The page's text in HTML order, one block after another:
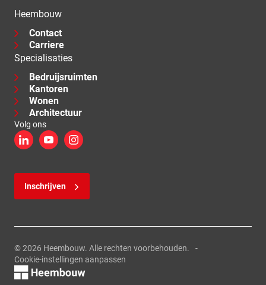
Heembouw
Contact
Carriere
Specialisaties
Bedruijsruimten
Kantoren
Wonen
Architectuur
Volg ons
LinkedInYouTubeInstagram
Inschrijven
© 2026 Heembouw. Alle rechten voorbehouden.
Cookie-instellingen aanpassen